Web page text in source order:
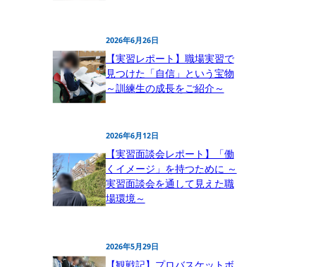
2026年6月26日
【実習レポート】職場実習で
見つけた「自信」という宝物
～訓練生の成長をご紹介～
2026年6月12日
【実習面談会レポート】「働
くイメージ」を持つために ～
実習面談会を通して見えた職
場環境～
2026年5月29日